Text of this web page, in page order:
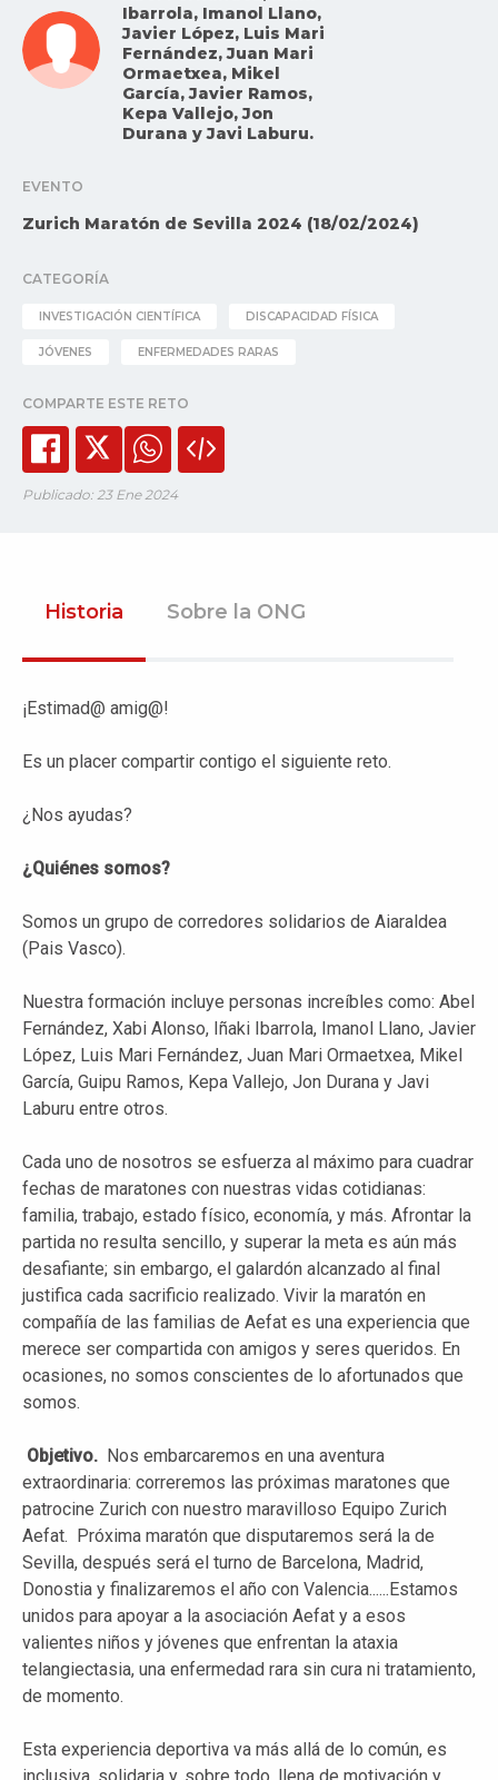
Ibarrola, Imanol Llano,
Javier López, Luis Mari
Fernández, Juan Mari
Ormaetxea, Mikel
García, Javier Ramos,
Kepa Vallejo, Jon
Durana y Javi Laburu.
EVENTO
Zurich Maratón de Sevilla 2024 (18/02/2024)
CATEGORÍA
INVESTIGACIÓN CIENTÍFICA DISCAPACIDAD FÍSICA
JÓVENES ENFERMEDADES RARAS
COMPARTE ESTE RETO
Publicado: 23 Ene 2024
Historia Sobre la ONG
¡Estimad@ amig@!
Es un placer compartir contigo el siguiente reto.
¿Nos ayudas?
¿Quiénes somos?
Somos un grupo de corredores solidarios de Aiaraldea
(Pais Vasco).
Nuestra formación incluye personas increíbles como: Abel
Fernández, Xabi Alonso, Iñaki Ibarrola, Imanol Llano, Javier
López, Luis Mari Fernández, Juan Mari Ormaetxea, Mikel
García, Guipu Ramos, Kepa Vallejo, Jon Durana y Javi
Laburu entre otros.
Cada uno de nosotros se esfuerza al máximo para cuadrar
fechas de maratones con nuestras vidas cotidianas:
familia, trabajo, estado físico, economía, y más. Afrontar la
partida no resulta sencillo, y superar la meta es aún más
desafiante; sin embargo, el galardón alcanzado al final
justifica cada sacrificio realizado. Vivir la maratón en
compañía de las familias de Aefat es una experiencia que
merece ser compartida con amigos y seres queridos. En
ocasiones, no somos conscientes de lo afortunados que
somos.
Objetivo. Nos embarcaremos en una aventura
extraordinaria: correremos las próximas maratones que
patrocine Zurich con nuestro maravilloso Equipo Zurich
Aefat. Próxima maratón que disputaremos será la de
Sevilla, después será el turno de Barcelona, Madrid,
Donostia y finalizaremos el año con Valencia......Estamos
unidos para apoyar a la asociación Aefat y a esos
valientes niños y jóvenes que enfrentan la ataxia
telangiectasia, una enfermedad rara sin cura ni tratamiento,
de momento.
Esta experiencia deportiva va más allá de lo común, es